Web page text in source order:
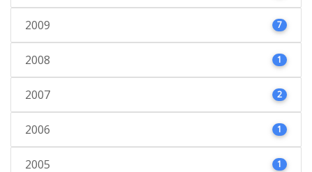
2009 7
2008 1
2007 2
2006 1
2005 1